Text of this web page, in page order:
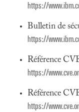
https://
Bulletin de
https://
Référence
https://
Référence
https://